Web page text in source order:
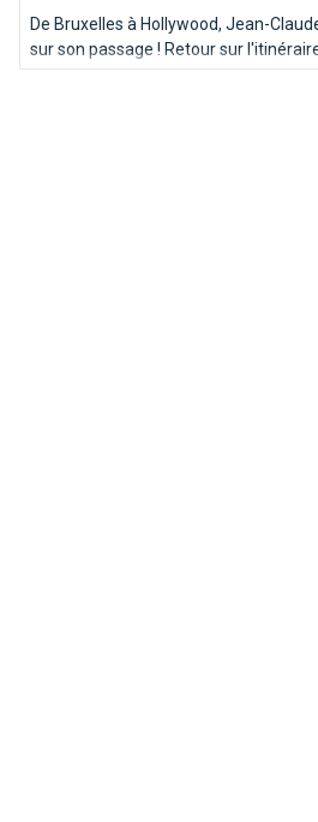
De Bruxelles à Hollywood, Jean-
sur son passage ! Retour sur
musclé !